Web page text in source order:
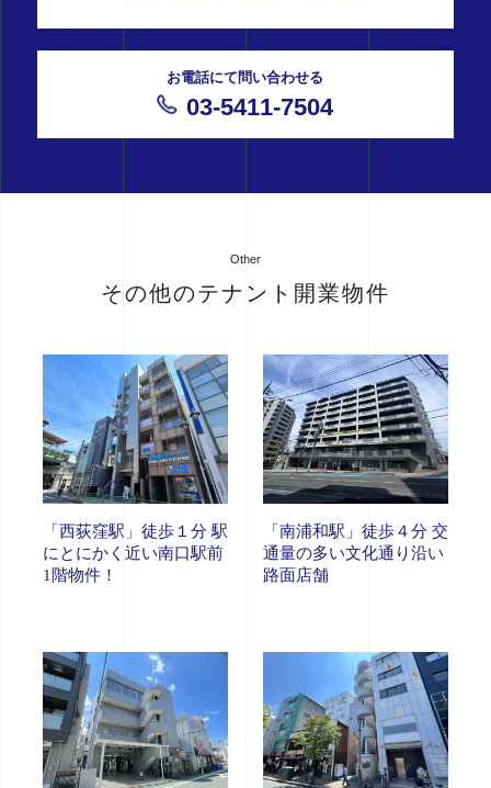
お電話にて問い合わせる
03-5411-7504
Other
その他のテナント開業物件
「西荻窪駅」徒歩１分 駅
にとにかく近い南口駅前
1階物件！
「南浦和駅」徒歩４分 交
通量の多い文化通り沿い
路面店舗